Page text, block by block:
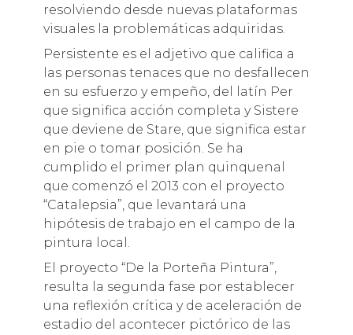
resolviendo desde nuevas plataformas
visuales la problemáticas adquiridas.
Persistente es el adjetivo que califica a
las personas tenaces que no desfallecen
en su esfuerzo y empeño, del latín Per
que significa acción completa y Sistere
que deviene de Stare, que significa estar
en pie o tomar posición. Se ha
cumplido el primer plan quinquenal
que comenzó el 2013 con el proyecto
“Catalepsia”, que levantará una
hipótesis de trabajo en el campo de la
pintura local.
El proyecto “De la Porteña Pintura”,
resulta la segunda fase por establecer
una reflexión crítica y de aceleración de
estadio del acontecer pictórico de las